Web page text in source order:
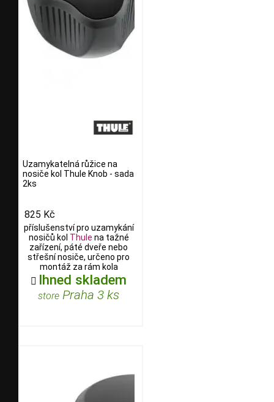
Uzamykatelná růžice na
nosiče kol Thule Knob - sada
2ks
825 Kč
příslušenství pro uzamykání
nosičů kol Thule na tažné
zařízení, páté dveře nebo
střešní nosiče, určeno pro
montáž za rám kola
 Ihned skladem
store Praha 3 ks